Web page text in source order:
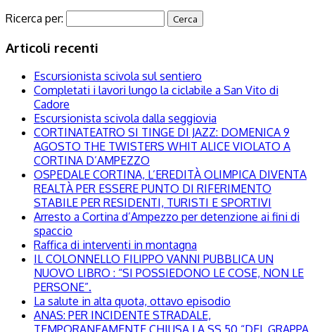
Ricerca per:
Articoli recenti
Escursionista scivola sul sentiero
Completati i lavori lungo la ciclabile a San Vito di
Cadore
Escursionista scivola dalla seggiovia
CORTINATEATRO SI TINGE DI JAZZ: DOMENICA 9
AGOSTO THE TWISTERS WHIT ALICE VIOLATO A
CORTINA D’AMPEZZO
OSPEDALE CORTINA, L’EREDITÀ OLIMPICA DIVENTA
REALTÀ PER ESSERE PUNTO DI RIFERIMENTO
STABILE PER RESIDENTI, TURISTI E SPORTIVI
Arresto a Cortina d’Ampezzo per detenzione ai fini di
spaccio
Raffica di interventi in montagna
IL COLONNELLO FILIPPO VANNI PUBBLICA UN
NUOVO LIBRO : “SI POSSIEDONO LE COSE, NON LE
PERSONE”.
La salute in alta quota, ottavo episodio
ANAS: PER INCIDENTE STRADALE,
TEMPORANEAMENTE CHIUSA LA SS 50 “DEL GRAPPA